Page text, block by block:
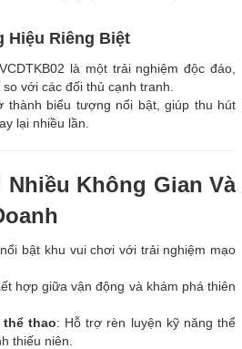
Hiệu Riêng Biệt
là một trải nghiệm độc đáo,
với các đối thủ cạnh tranh.
thành biểu tượng nổi bật, giúp thu hút
lại nhiều lần.
Không Gian Và
bật khu vui chơi với trải nghiệm mạo
hợp giữa vận động và khám phá thiên
thao: Hỗ trợ rèn luyện kỹ năng thể
thiếu niên.